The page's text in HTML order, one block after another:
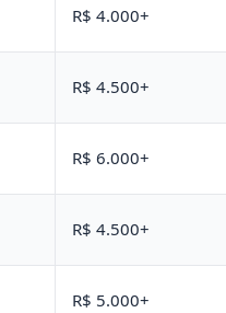
R$ 4.000+
R$ 4.500+
R$ 6.000+
R$ 4.500+
R$ 5.000+